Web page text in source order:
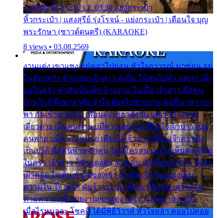
1. 00:00 หิ้วกระเป๋า 2. 03:30 แย่งกระเป๋า
หิ้วกระเป๋า | แสงสุรีย์ รุ่งโรจน์ - แย่งกระเป๋า | เตือนใจ บุญ
พระรักษา (ซาวด์ดนตรี) (KARAOKE)
8 views • 03.08.2569
งานแต่ง เขาแซง แย่งเอาไปก่อน หัวใจอาวรณ์ มาซ่อน อยู่
ในห้องครัว ข้างนอกเจ้าสาว ส่งยิ้ม ให้คนไปทั่ว แต่เรา เฝ้า
อยู่ในครัว ทำตัวเป็นเด็ก ล้างจาน ในเมื่อ เจ้าสาว คือคน
บ้านใกล้ พึ่งพาอาศัย จำใจ ต้องไปช่วยงาน พอถึงเวลา เขา
พา กันเข้าพาขวัญ เพื่อนฝูง เฮฮาดังลั่น แต่เราล้างจาน
เดียวดาย เป็นคนพ่าย บ่มีความหมาย เคียงใจเจ้าบ่าว เป็น
คนพ่าย บ่มีความหมาย เคียงใจเจ้าบ่าว เพื่อนเจ้าสาว ยัง
เป็นบ่ได้ คือคนพ่าย ฮักคน ไม่มีใครสน เขาไม่เห็นคน ที่อยู่
ในครัว เจ้าสาว ก็มัวแต่งตัว สวยเด่น นั่งเคียงเจ้าบ่าว ที่เขา
เฝ้าคอย ใจเต้น หัวใจของเรา ลำเค็ญ ใครจะมองเห็น
ความใน ใจ เศร้า มันร้าวระบม ต้องมาขื่นขม เศร้าตรม
ท่ามความสุขี ช่วยงานเขาแต่ง แต่เรา แล้งมาหลายปี
เมื่อไรหนอจะ โชคดี ได้มีพิธีวิวาห์ หัวใจหล้า คอยไปคอย